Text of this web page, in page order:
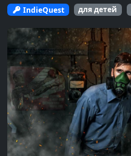
IndieQuest для детей